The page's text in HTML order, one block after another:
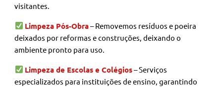
visitantes.
Limpeza Pós-Obra– Removemos resíduos e poeira
deixados por reformas e construções, deixando o
ambiente pronto para uso.
Limpeza de Escolas e Colégios– Serviços
especializados para instituições de ensino, garantindo